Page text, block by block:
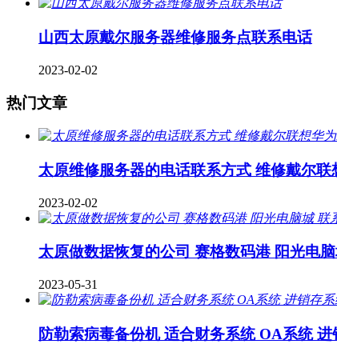
山西太原戴尔服务器维修服务点联系电话
2023-02-02
热门文章
太原维修服务器的电话联系方式 维修戴尔
2023-02-02
太原做数据恢复的公司 赛格数码港 阳光电
2023-05-31
防勒索病毒备份机 适合财务系统 OA系统